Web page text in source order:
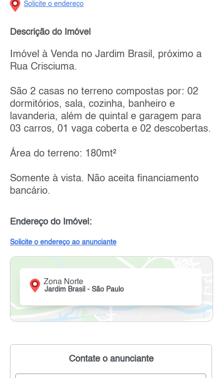
Solicite o endereço
Descrição do Imóvel
Imóvel à Venda no Jardim Brasil, próximo a
Rua Crisciuma.
São 2 casas no terreno compostas por: 02
dormitórios, sala, cozinha, banheiro e
lavanderia, além de quintal e garagem para
03 carros, 01 vaga coberta e 02 descobertas.
Área do terreno: 180mt²
Somente à vista. Não aceita financiamento
bancário.
Endereço do Imóvel:
Solicite o endereço ao anunciante
Zona Norte
Jardim Brasil - São Paulo
Contate o anunciante